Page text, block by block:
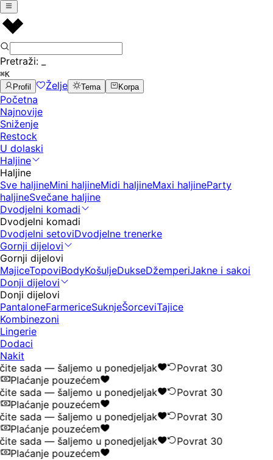
Pretraži:
⌘K
Profil
Želje Tema Korpa
Početna
Najnovije
Sniženje
Restock
U dolaski
Haljine
Haljine
Sve haljineMini haljineMidi haljineMaxi haljineParty
haljineSvečane haljine
Dvodjelni komadi
Dvodjelni komadi
Dvodjelni setoviDvodjelne trenerke
Gornji dijelovi
Gornji dijelovi
MajiceTopoviBodyKošuljeDukseDžemperiJakne i sakoi
Donji dijelovi
Donji dijelovi
PantaloneFarmericeSuknjeŠorceviTajice
Kombinezoni
Lingerie
Dodaci
Nakit
sada — šaljemo u ponedjeljak
Povrat 30
Plaćanje pouzećem
sada — šaljemo u ponedjeljak
Povrat 30
Plaćanje pouzećem
sada — šaljemo u ponedjeljak
Povrat 30
Plaćanje pouzećem
sada — šaljemo u ponedjeljak
Povrat 30
Plaćanje pouzećem